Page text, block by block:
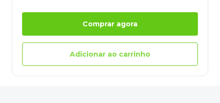
Comprar agora
Adicionar ao carrinho